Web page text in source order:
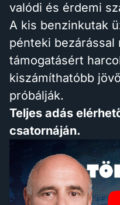
valódi és érdemi
A kis benzinkutak
pénteki bezárással
támogatásért
kiszámíthatóbb
próbálják.
Teljes adás
csatornáján.